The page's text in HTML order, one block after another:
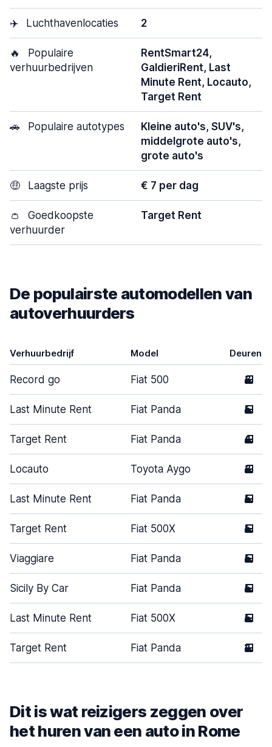
✈️ Luchthavenlocaties 2
🔥
Populaire
verhuurbedrijven
RentSmart24,
GaldieriRent, Last
Minute Rent, Locauto,
Target Rent
🚗 Populaire autotypes
Kleine auto's, SUV's,
middelgrote auto's,
grote auto's
🤑 Laagste prijs € 7 per dag
👛
Goedkoopste
verhuurder
Target Rent
De populairste automodellen van
autoverhuurders
Verhuurbedrijf Model Deuren
Record go Fiat 500 3
Last Minute Rent Fiat Panda 5
Target Rent Fiat Panda 4
Locauto Toyota Aygo 3
Last Minute Rent Fiat Panda 5
Target Rent Fiat 500X 5
Viaggiare Fiat Panda 5
Sicily By Car Fiat Panda 5
Last Minute Rent Fiat 500X 5
Target Rent Fiat Panda 2
Dit is wat reizigers zeggen over
het huren van een auto in Rome